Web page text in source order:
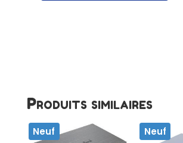
NF
Produits similaires
Neuf Neuf